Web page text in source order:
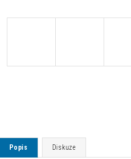
Popis Diskuze
1 800 Kč